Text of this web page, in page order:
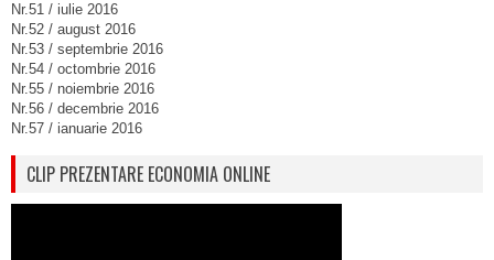
Nr.51 / iulie 2016
Nr.52 / august 2016
Nr.53 / septembrie 2016
Nr.54 / octombrie 2016
Nr.55 / noiembrie 2016
Nr.56 / decembrie 2016
Nr.57 / ianuarie 2016
CLIP PREZENTARE ECONOMIA ONLINE